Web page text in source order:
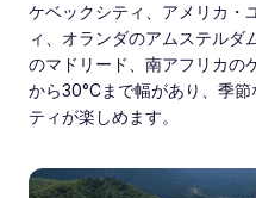
ケベックシティ、アメリカ・
ィ、オランダのアムステルダ
のマドリード、南アフリカの
から30°Cまで幅があり、季
ティが楽しめます。